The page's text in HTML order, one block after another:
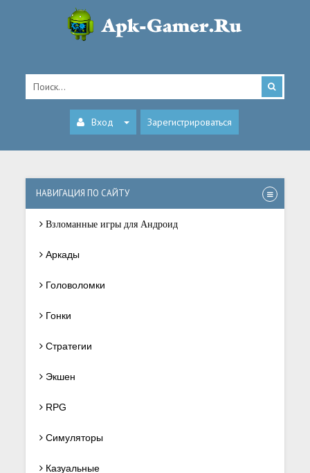
Вход Зарегистрироваться
НАВИГАЦИЯ ПО САЙТУ
Взломанные игры для Андроид
Аркады
Головоломки
Гонки
Стратегии
Экшен
RPG
Симуляторы
Казуальные